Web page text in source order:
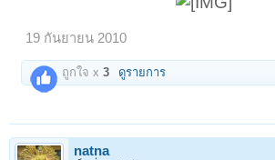
19 กันยายน 2010
ถูกใจ x3 ดูรายการ
natna